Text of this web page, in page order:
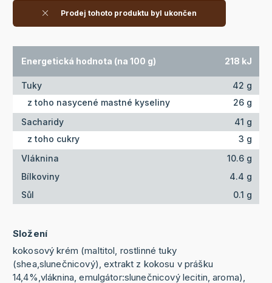
Prodej tohoto produktu byl ukončen
Energetická hodnota (na 100 g) 218 kJ
Tuky
42 g
z toho nasycené mastné kyseliny
26 g
Sacharidy
41 g
z toho cukry
3 g
Vláknina
10.6 g
Bílkoviny
4.4 g
Sůl
0.1 g
Složení
kokosový krém (maltitol, rostlinné tuky
(shea,slunečnicový), extrakt z kokosu v prášku
14,4%,vláknina, emulgátor:slunečnicový lecitin, aroma),